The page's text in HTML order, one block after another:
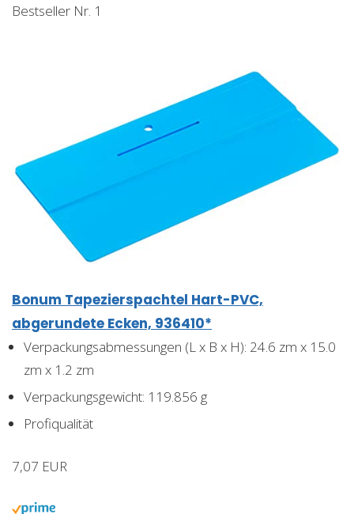
Bestseller Nr. 1
Bonum Tapezierspachtel Hart-PVC,
abgerundete Ecken, 936410*
Verpackungsabmessungen (L x B x H): 24.6 zm x 15.0
zm x 1.2 zm
Verpackungsgewicht: 119.856 g
Profiqualität
7,07 EUR